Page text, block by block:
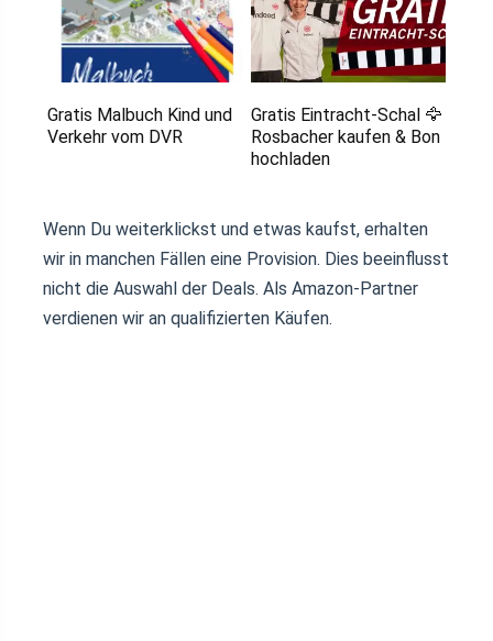
Gratis Malbuch Kind und
Verkehr vom DVR
Gratis Eintracht-Schal 🦅
Rosbacher kaufen & Bon
hochladen
Wenn Du weiterklickst und etwas kaufst, erhalten
wir in manchen Fällen eine Provision. Dies beeinflusst
nicht die Auswahl der Deals. Als Amazon-Partner
verdienen wir an qualifizierten Käufen.